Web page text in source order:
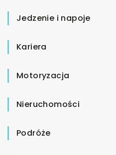
Jedzenie i napoje
Kariera
Motoryzacja
Nieruchomości
Podróże